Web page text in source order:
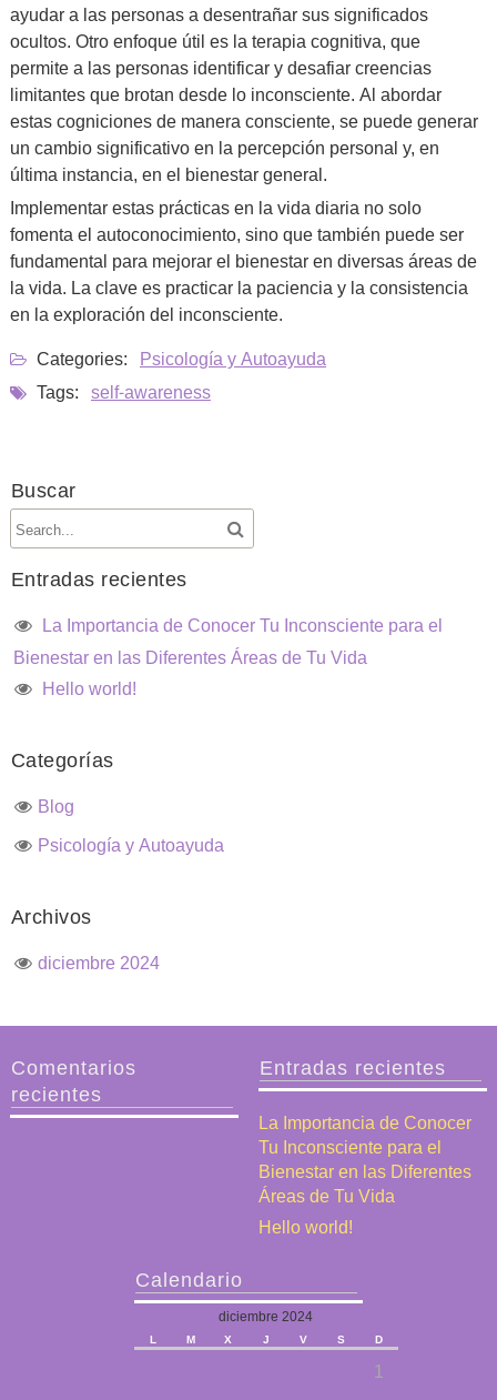
ayudar a las personas a desentrañar sus significados
ocultos. Otro enfoque útil es la terapia cognitiva, que
permite a las personas identificar y desafiar creencias
limitantes que brotan desde lo inconsciente. Al abordar
estas cogniciones de manera consciente, se puede generar
un cambio significativo en la percepción personal y, en
última instancia, en el bienestar general.
Implementar estas prácticas en la vida diaria no solo
fomenta el autoconocimiento, sino que también puede ser
fundamental para mejorar el bienestar en diversas áreas de
la vida. La clave es practicar la paciencia y la consistencia
en la exploración del inconsciente.
Categories: Psicología y Autoayuda
Tags: self-awareness
Buscar
Entradas recientes
La Importancia de Conocer Tu Inconsciente para el
Bienestar en las Diferentes Áreas de Tu Vida
Hello world!
Categorías
Blog
Psicología y Autoayuda
Archivos
diciembre 2024
Comentarios
recientes
Entradas recientes
La Importancia de Conocer
Tu Inconsciente para el
Bienestar en las Diferentes
Áreas de Tu Vida
Hello world!
Calendario
diciembre 2024
L M X J V S D
1